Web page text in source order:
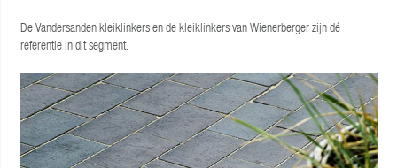
De Vandersanden kleiklinkers en de kleiklinkers van Wienerberger zijn dé
referentie in dit segment.